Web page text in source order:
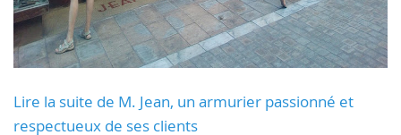
Lire la suite de M. Jean, un armurier passionné et
respectueux de ses clients